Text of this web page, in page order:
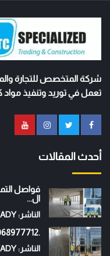
تعمل في توريد وتنفيذ مواد
أحدث المقالات
فواصل
ال...
الناشر: KHALAD ELKADY
.01068977712 - 01080029701 - الفواصل الانشائية
الناشر: KHALAD ELKADY